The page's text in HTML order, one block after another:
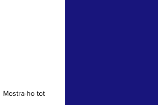
Mostra-ho tot